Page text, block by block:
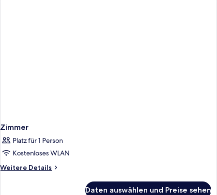
Zimmer
Platz für 1 Person
Kostenloses WLAN
Weitere Details
Weitere
Daten auswählen und Preise sehen